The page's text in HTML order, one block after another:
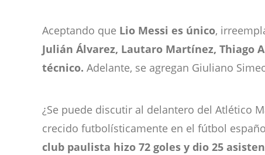
Aceptando que Lio Messi es único,
Julián Álvarez, Lautaro Martínez, Thiago
técnico. Adelante, se agregan Giuliano
¿Se puede discutir al delantero del Atlético
crecido futbolísticamente en el fútbol
club paulista hizo 72 goles y dio 25